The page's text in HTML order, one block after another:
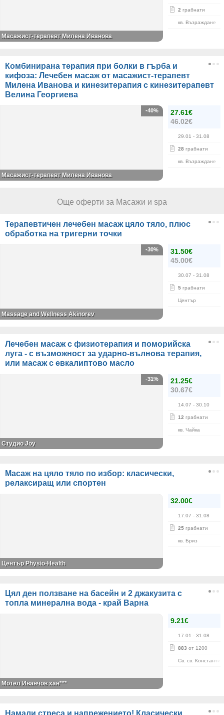
2 грабнати
кв. Възраждане
Масажист-терапевт Милена Иванова
Комбинирана терапия при болки в гърба и
кифоза: Лечебен масаж от масажист-терапевт
Милена Иванова и кинезитерапия с кинезитерапевт
Велина Георгиева
27.61€
46.02€
29.01 - 31.08
28 грабнати
кв. Възраждане
-40%
Масажист-терапевт Милена Иванова
Още оферти за Масажи и spa
Терапевтичен лечебен масаж цяло тяло, плюс
обработка на тригерни точки
31.50€
45.00€
30.07 - 31.08
5 грабнати
Център
-30%
Massage and Wellness Akinorev
Лечебен масаж с физиотерапия и поморийска
луга - с възможност за ударно-вълнова терапия,
или масаж с евкалиптово масло
21.25€
30.67€
14.07 - 30.10
12 грабнати
кв. Чайка
-31%
Студио Joy
Масаж на цяло тяло по избор: класически,
релаксиращ или спортен
32.00€
17.07 - 31.08
25 грабнати
кв. Бриз
Център Physio-Health
Цял ден ползване на басейн и 2 джакузита с
топла минерална вода - край Варна
9.21€
17.01 - 31.08
883 от 1200
Св. св.
Мотел Иванчов хан***
Намали стреса и напрежението! Класически